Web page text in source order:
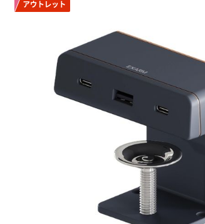
アウトレット